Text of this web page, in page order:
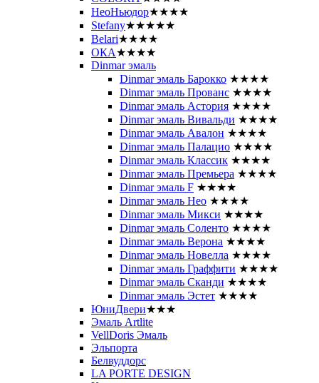
НеоНьюдор★★★★
Stefany★★★★★
Belari★★★★
ОКА★★★★
Dinmar эмаль
Dinmar эмаль Барокко ★★★★
Dinmar эмаль Прованс ★★★★
Dinmar эмаль Астория ★★★★
Dinmar эмаль Вивальди ★★★★
Dinmar эмаль Авалон ★★★★
Dinmar эмаль Палацио ★★★★
Dinmar эмаль Классик ★★★★
Dinmar эмаль Премьера ★★★★
Dinmar эмаль F ★★★★
Dinmar эмаль Нео ★★★★
Dinmar эмаль Микси ★★★★
Dinmar эмаль Соленто ★★★★
Dinmar эмаль Верона ★★★★
Dinmar эмаль Новелла ★★★★
Dinmar эмаль Граффити ★★★★
Dinmar эмаль Сканди ★★★★
Dinmar эмаль Эстет ★★★★
ЮниДвери★★★
Эмаль Artlite
VellDoris Эмаль
Эльпорта
Белвуддорс
LA PORTE DESIGN